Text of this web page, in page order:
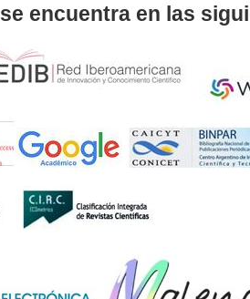
se encuentra en las